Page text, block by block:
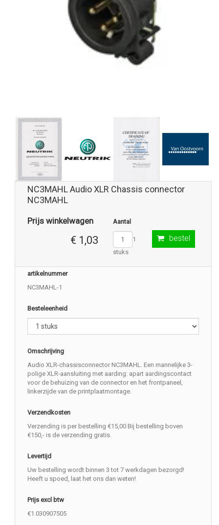
NC3MAHL Audio XLR Chassis connector
NC3MAHL
Prijs winkelwagen
€ 1,03
Aantal
1
stuks
bestel
artikelnummer
NC3MAHL-1
Besteleenheid
Omschrijving
Audio XLR-chassisconnector NC3MAHL. Een mannelijke 3-
polige XLR-aansluiting met aarding: apart aardingscontact
voor de behuizing van de connector en het frontpaneel,
linkerzijde van de printplaatmontage.
Verzendkosten
Verzending is per bestelling €15,00 Bij bestelling boven
€150,- is de verzending gratis.
Levertijd
Uw bestelling wordt binnen 3 tot 7 werkdagen bezorgd!
Heeft u spoed, laat het ons dan weten!
Prijs excl btw
€1.030907505